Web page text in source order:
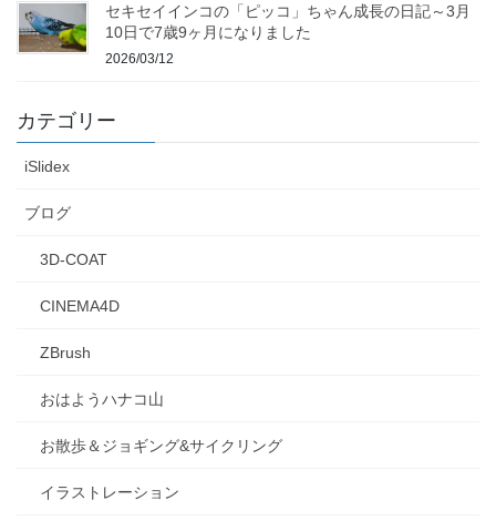
セキセイインコの「ピッコ」ちゃん成長の日記～3月
10日で7歳9ヶ月になりました
2026/03/12
カテゴリー
iSlidex
ブログ
3D-COAT
CINEMA4D
ZBrush
おはようハナコ山
お散歩＆ジョギング&サイクリング
イラストレーション